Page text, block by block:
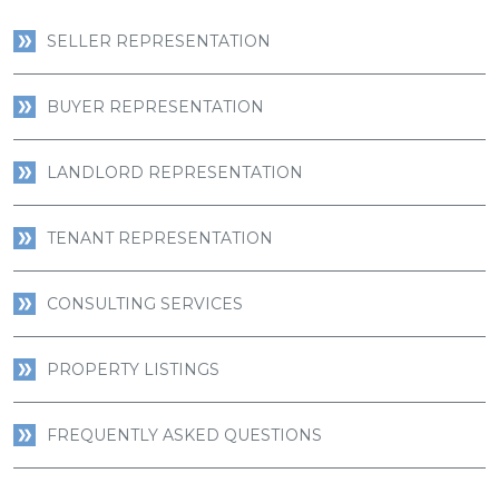
SELLER REPRESENTATION
BUYER REPRESENTATION
LANDLORD REPRESENTATION
TENANT REPRESENTATION
CONSULTING SERVICES
PROPERTY LISTINGS
FREQUENTLY ASKED QUESTIONS